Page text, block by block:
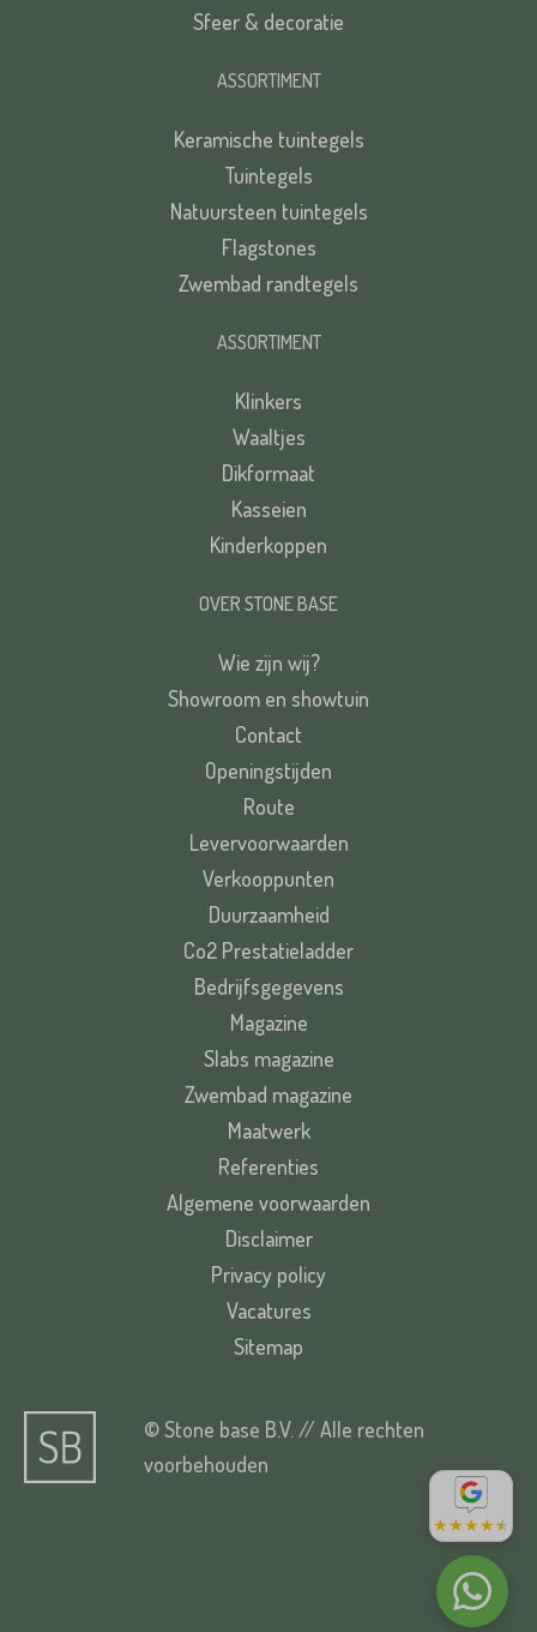
★★★★★
Sfeer & decoratie
ASSORTIMENT
Keramische tuintegels
Tuintegels
Natuursteen tuintegels
Flagstones
Zwembad randtegels
ASSORTIMENT
Klinkers
Waaltjes
Dikformaat
Kasseien
Kinderkoppen
OVER STONE BASE
Wie zijn wij?
Showroom en showtuin
Contact
Openingstijden
Route
Levervoorwaarden
Verkooppunten
Duurzaamheid
Co2 Prestatieladder
Bedrijfsgegevens
Magazine
Slabs magazine
Zwembad magazine
Maatwerk
Referenties
Algemene voorwaarden
Disclaimer
Privacy policy
Vacatures
Sitemap
© Stone base B.V. // Alle rechten
voorbehouden